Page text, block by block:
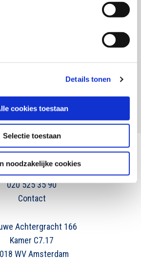
Details tonen
cookies toestaan
Selectie toestaan
noodzakelijke cookies
Inschrijven
info@swocc.nl
020 525 35 90
Contact
Achtergracht 166
Kamer C7.17
WV Amsterdam